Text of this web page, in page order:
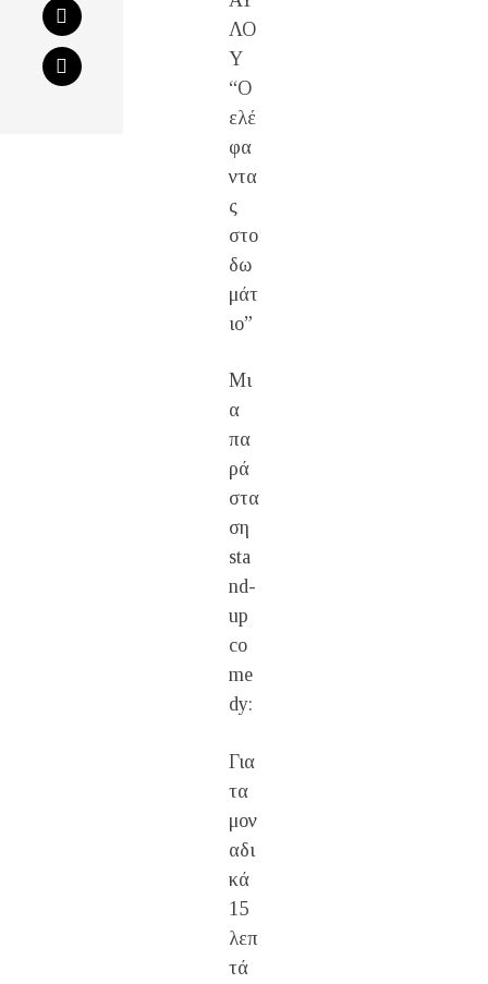
ΛΟ
Υ
“Ο
ελέ
φα
ντα
ς
στο
δω
μάτ
ιο”
Μι
α
πα
ρά
στα
ση
sta
nd-
up
co
me
dy:
Για
τα
μον
αδι
κά
15
λεπ
τά